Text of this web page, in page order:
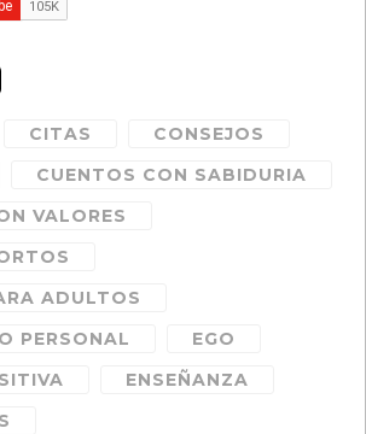
CITAS
CONSEJOS
CUENTOS CON SABIDURIA
VALORES
ADULTOS
PERSONAL
EGO
ENSEÑANZA